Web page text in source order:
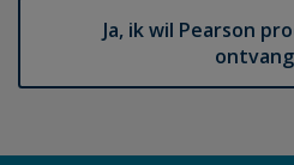
Ja, ik wil Pearson